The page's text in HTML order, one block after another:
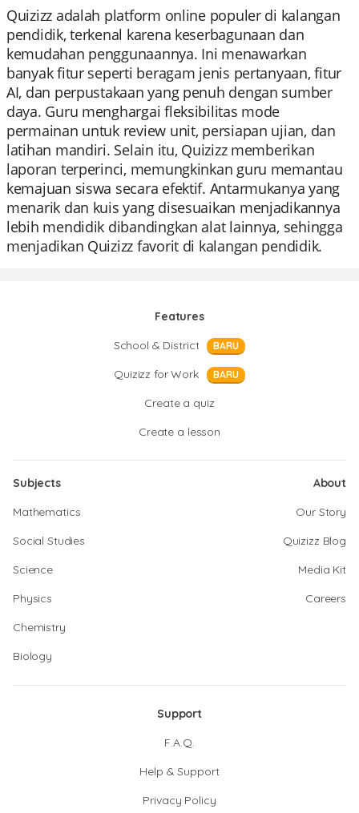
Quizizz adalah platform online populer di kalangan
pendidik, terkenal karena keserbagunaan dan
kemudahan penggunaannya. Ini menawarkan
banyak fitur seperti beragam jenis pertanyaan, fitur
AI, dan perpustakaan yang penuh dengan sumber
daya. Guru menghargai fleksibilitas mode
permainan untuk review unit, persiapan ujian, dan
latihan mandiri. Selain itu, Quizizz memberikan
laporan terperinci, memungkinkan guru memantau
kemajuan siswa secara efektif. Antarmukanya yang
menarik dan kuis yang disesuaikan menjadikannya
lebih mendidik dibandingkan alat lainnya, sehingga
menjadikan Quizizz favorit di kalangan pendidik.
Features
School & District
BARU
Quizizz for Work BARU
Create a quiz
Create a lesson
Subjects
Mathematics
Social Studies
Science
Physics
Chemistry
Biology
About
Our Story
Quizizz Blog
Media Kit
Careers
Support
F.A.Q.
Help & Support
Privacy Policy